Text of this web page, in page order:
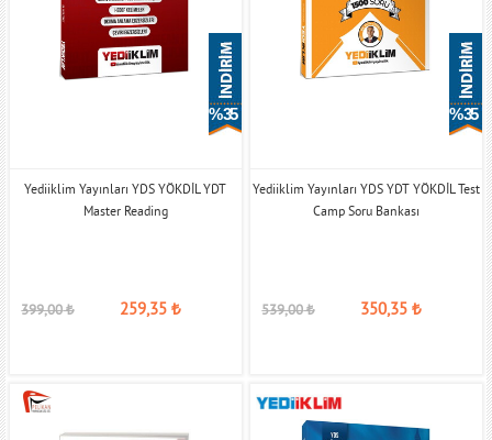
% 35
Yediiklim Yayınları YDS YÖKDİL YDT
Master Reading
399,00₺ 259,35 ₺
% 35
Yediiklim Yayınları YDS YDT YÖKDİL Test
Camp Soru Bankası
539,00₺ 350,35 ₺